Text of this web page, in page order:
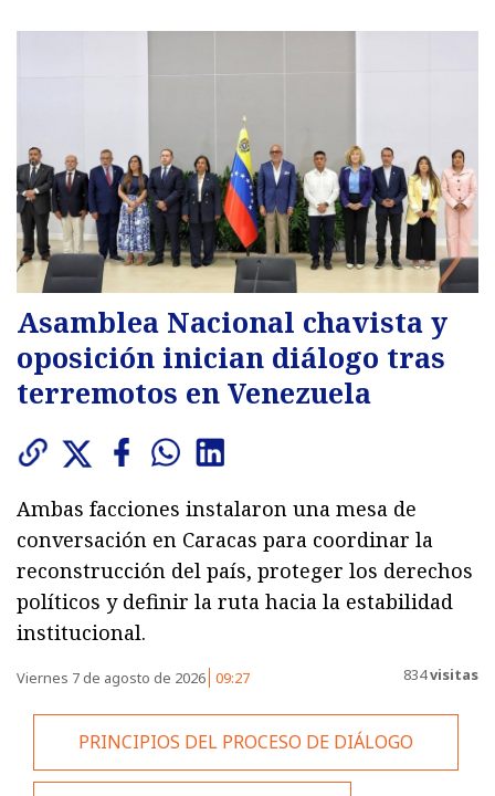
Asamblea Nacional chavista y
oposición inician diálogo tras
terremotos en Venezuela
Ambas facciones instalaron una mesa de
conversación en Caracas para coordinar la
reconstrucción del país, proteger los derechos
políticos y definir la ruta hacia la estabilidad
institucional.
Viernes 7 de agosto de 2026 09:27 834visitas
PRINCIPIOS DEL PROCESO DE DIÁLOGO